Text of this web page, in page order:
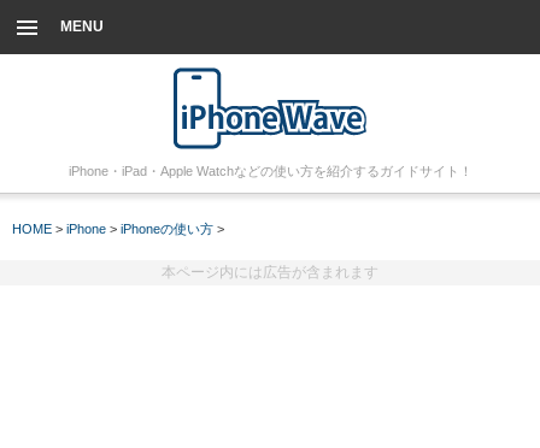
MENU
iPhone・iPad・Apple Watchなどの使い方を紹介するガイドサイト！
HOME > iPhone > iPhoneの使い方 >
本ページ内には広告が含まれます